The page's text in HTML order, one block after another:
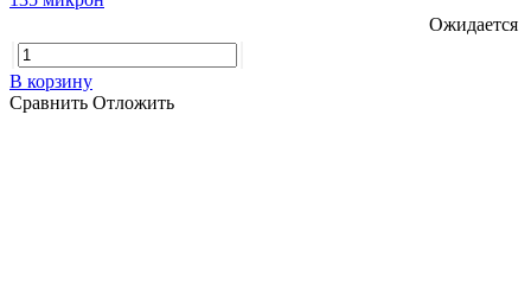
Ожидается
В корзину
Сравнить Отложить